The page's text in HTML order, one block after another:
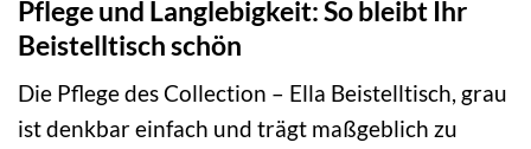
Pflege und Langlebigkeit: So bleibt Ihr
Beistelltisch schön
Die Pflege des Collection – Ella Beistelltisch, grau
ist denkbar einfach und trägt maßgeblich zu